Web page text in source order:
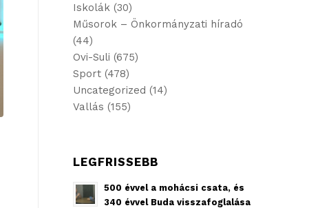
Iskolák (30)
Műsorok – Önkormányzati híradó
(44)
Ovi-Suli (675)
Sport (478)
Uncategorized (14)
Vallás (155)
LEGFRISSEBB
500 évvel a mohácsi csata, és
340 évvel Buda visszafoglalása